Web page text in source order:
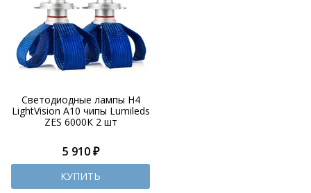
Светодиодные лампы H4
LightVision A10 чипы Lumileds
ZES 6000К 2 шт
5 910 ₽
КУПИТЬ